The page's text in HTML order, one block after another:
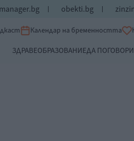
manager.bg obekti.bg
Календар на бременността
ЗДРАВЕОБРАЗОВАНИЕДА